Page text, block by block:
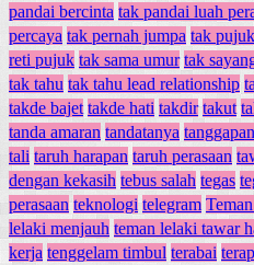
pandai bercinta tak pandai luah
percaya tak pernah jumpa tak pujuk
reti pujuk tak sama umur tak
tak tahu tak tahu lead relationship
takde bajet takde hati takdir takut
tanda amaran tandatanya
tali taruh harapan taruh perasaan
dengan kekasih tebus salah tegas
perasaan teknologi telegram
lelaki menjauh teman lelaki tawar
kerja tenggelam timbul terabai